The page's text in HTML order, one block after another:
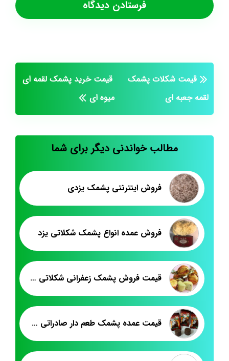
قیمت شکلات پشمک
لقمه جعبه ای
قیمت خرید پشمک لقمه ای
میوه ای
مطالب خواندنی دیگر برای شما
فروش اینترنتی پشمک یزدی
فروش عمده انواع پشمک شکلاتی یزد
قیمت فروش پشمک زعفرانی شکلاتی فله
قیمت عمده پشمک طعم دار صادراتی حاج یعقوب